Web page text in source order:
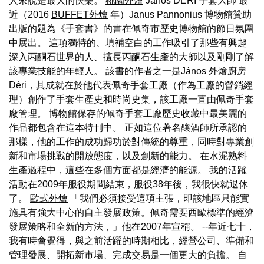
近（2016 BUFFET外燴 年）Janus Pannonius 博物館贊助
出版的題為《手套書》的書在佩奇市歷史博物館的節日氛圍
中展出。 這項獨特的、填補空白的工作吸引了那些有興趣
深入丙酮石世界的人、擅長丙酮石生產的大師以及剛剛了解
該專業技能的年輕人。 該書的作者之一是János 外燴廚房
Déri，其成就在於他代表佩奇手套工廠（作為工廠的營銷經
理）創作了手套生產史和時尚史集，該工廠一直由佩奇手套
廠管理。 博物館保存的佩奇手套工廠歷史收藏中最美麗的
作品都包含在這本特刊中。 正如這位著名釀酒師所承認的
那樣，他的工作的成功歸功於對傳統的尊重，同時對專業創
新和市場挑戰的開放態度，以及創新的能力。 在水泥熟料
生產過程中，這些在多個方面都是經濟的能源。 我的活躍
活動在2009年服役期間結束，服役38年後，我很快就退休
了。
歐式外燴 「我們必須接受這項主張，即該地區只能實
施具有強大中心的自主發展政策。佩奇需要西歐標準的經濟
發展策略和全新的方法，」他在2007年宣稱。 --年近七十，
我有時會覺得，與之前活躍的時期相比，經營公司、準備和
管理發展、開拓新市場、完成交易是一個更大的負擔。
自